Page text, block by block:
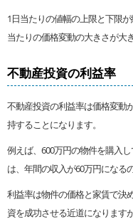
1日当たりの値幅の上限と下限
当たりの価格変動の大きさが大
不動産投資の利益率
不動産投資の利益率は価格変動
持することになります。
例えば、600万円の物件を購入
は、年間の収入が60万円になる
利益率は物件の価格と家賃で決
資を成功させる近道になります